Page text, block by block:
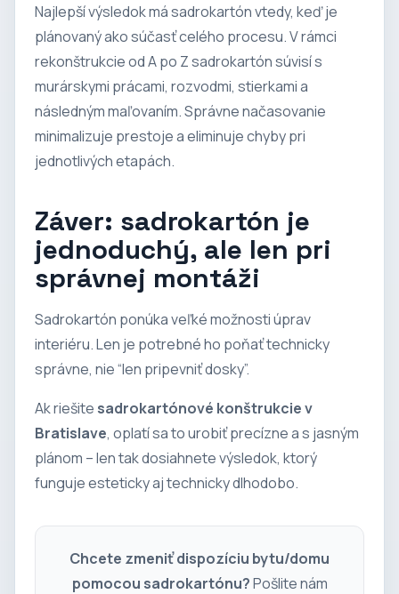
Najlepší výsledok má sadrokartón vtedy, keď je
plánovaný ako súčasť celého procesu. V rámci
rekonštrukcie od A po Zsadrokartón súvisí s
murárskymi prácami, rozvodmi, stierkami a
následným maľovaním. Správne načasovanie
minimalizuje prestoje a eliminuje chyby pri
jednotlivých etapách.
Záver: sadrokartón je
jednoduchý, ale len pri
správnej montáži
Sadrokartón ponúka veľké možnosti úprav
interiéru. Len je potrebné ho poňať technicky
správne, nie “len pripevniť dosky”.
Ak riešite sadrokartónové konštrukcie v
Bratislave, oplatí sa to urobiť precízne a s jasným
plánom – len tak dosiahnete výsledok, ktorý
funguje esteticky aj technicky dlhodobo.
Chcete zmeniť dispozíciu bytu/domu
pomocou sadrokartónu?Pošlite nám